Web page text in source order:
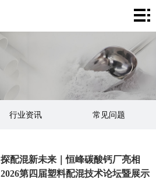
行业资讯 常见问题
探配混新未来｜恒峰碳酸钙厂亮相
2026第四届塑料配混技术论坛暨展示